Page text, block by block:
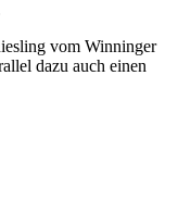
vom Winninger
dazu auch einen